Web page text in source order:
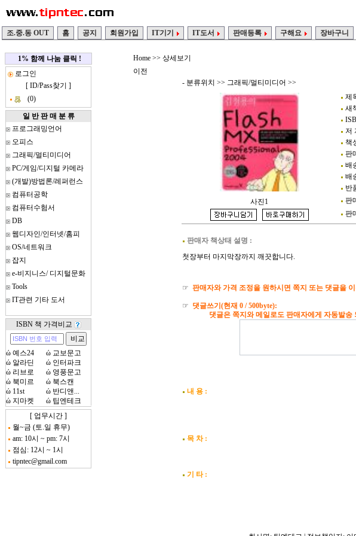
조.중.동 OUT 홈 공지 회원가입 IT기기 IT도서 판매등록 구해요 장바구니
1% 함께 나눔 클릭 !
로그인
[ ID/Pass찾기 ]
(0)
일 반 판 매 분 류
프로그래밍언어
오피스
그래픽/멀티미디어
PC/게임/디지털 카메라
(개발)방법론/레퍼런스
컴퓨터공학
컴퓨터수험서
DB
웹디자인/인터넷/홈피
OS/네트워크
잡지
e-비지니스/ 디지털문화
Tools
IT관련 기타 도서
ISBN 책 가격비교
ώ 예스24 ώ 교보문고
ώ 알라딘 ώ 인터파크
ώ 리브로 ώ 영풍문고
ώ 북미르 ώ 북스캔
ώ 11st ώ 반디앤...
ώ 지마켓 ώ 팁엔테크
[ 업무시간 ]
월~금 (토.일 휴무)
am: 10시 ~ pm: 7시
점심: 12시 ~ 1시
tipntec@gmail.com
Home >> 상세보기
이전
- 분류위치 >> 그래픽/멀티미디어 >>
제
새
저
책
판
배
배
반
판
판
사진1
판매자 책상태 설명 :
첫장부터 마지막장까지 깨끗합니다.
☞ 판매자와 가격 조정을 원하시면 쪽지 또는 댓글을
☞ 댓글쓰기(현재 0 / 500byte):
댓글은 쪽지와 메일로도 판매자에게 자동발송
내 용 :
목 차 :
기 타 :